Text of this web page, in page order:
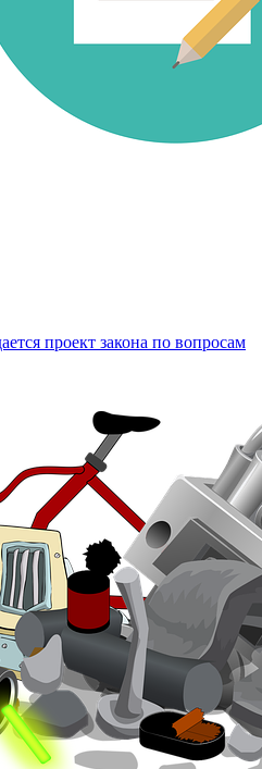
проект закона по вопросам